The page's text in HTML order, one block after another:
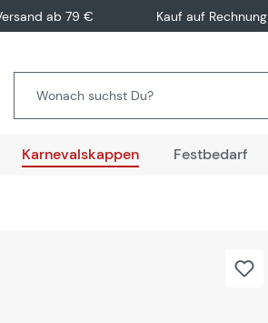
ab 79 € Kauf auf Rechnung
Karnevalskappen Festbedarf